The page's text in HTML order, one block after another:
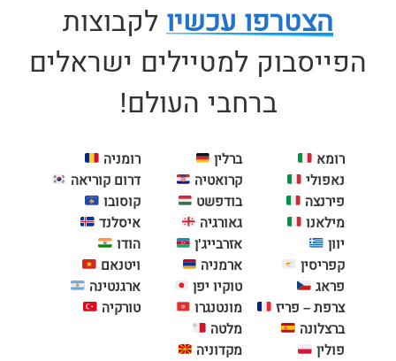
הצטרפו עכשיו לקבוצות
הפייסבוק למטיילים ישראלים
ברחבי העולם!
רומא
נאפולי
פירנצה
מילאנו
יוון
קפריסין
פראג
צרפת – פריז
ברצלונה
פולין
ברלין
קרואטיה
בודפשט
גאורגיה
אזרבייג'ן
ארמניה
טוקיו יפן
מונטנגרו
מלטה
מקדוניה
רומניה
דרום קוריאה
קוסובו
איסלנד
הודו
ויטנאם
ארגנטינה
טורקיה